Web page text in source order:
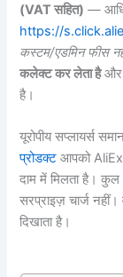
(VAT सहित) —
https://
कस्टम/एडमिन फीस
कलेक्ट कर लेता हैऔर
है।
यूरोपीय सप्लायर्स
प्रोडक्ट आपको
दाम में मिलता है। कुल
सरप्राइज़ चार्ज
दिखाता है।